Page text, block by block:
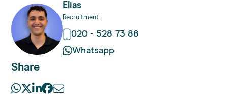
Elias
Recruitment
020 - 528 73 88
Whatsapp
Share